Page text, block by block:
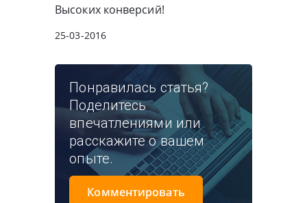
Высоких конверсий!
25-03-2016
Понравилась статья?
Поделитесь
впечатлениями или
расскажите о вашем
опыте.
Комментировать